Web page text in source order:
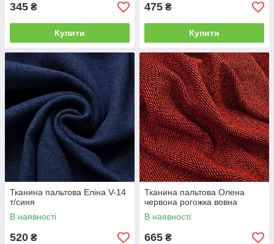
345 ₴
Купити
475 ₴
Купити
Тканина пальтова Еліна V-14
т/синя
В наявності
520 ₴
Тканина пальтова Олена
червона рогожка вовна
В наявності
665 ₴